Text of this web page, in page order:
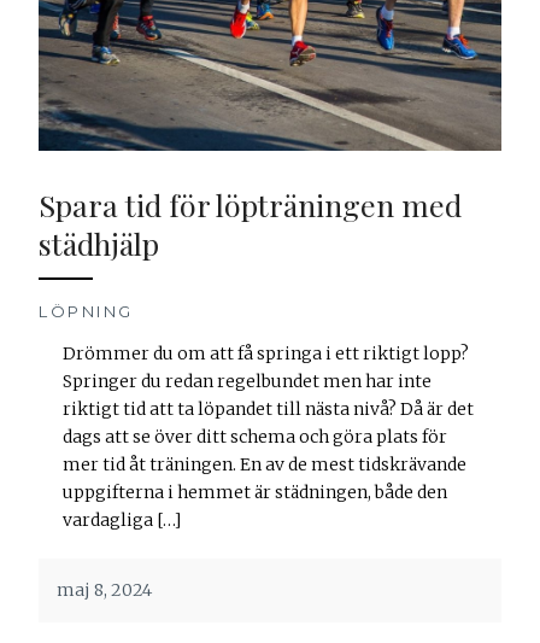
Spara tid för löpträningen med
städhjälp
LÖPNING
Drömmer du om att få springa i ett riktigt lopp?
Springer du redan regelbundet men har inte
riktigt tid att ta löpandet till nästa nivå? Då är det
dags att se över ditt schema och göra plats för
mer tid åt träningen. En av de mest tidskrävande
uppgifterna i hemmet är städningen, både den
vardagliga […]
maj 8, 2024